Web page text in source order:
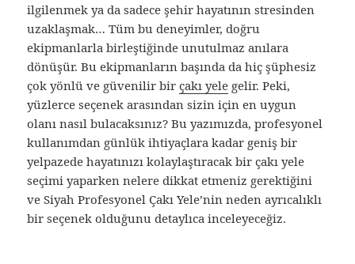
ilgilenmek ya da sadece şehir hayatının stresinden
uzaklaşmak… Tüm bu deneyimler, doğru
ekipmanlarla birleştiğinde unutulmaz anılara
dönüşür. Bu ekipmanların başında da hiç şüphesiz
çok yönlü ve güvenilir birçakı yele gelir. Peki,
yüzlerce seçenek arasından sizin için en uygun
olanı nasıl bulacaksınız? Bu yazımızda, profesyonel
kullanımdan günlük ihtiyaçlara kadar geniş bir
yelpazede hayatınızı kolaylaştıracak bir çakı yele
seçimi yaparken nelere dikkat etmeniz gerektiğini
ve Siyah Profesyonel Çakı Yele’nin neden ayrıcalıklı
bir seçenek olduğunu detaylıca inceleyeceğiz.